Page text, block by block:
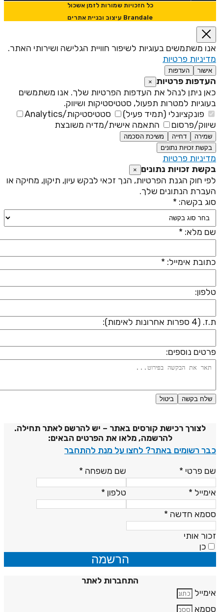
כל הזכויות שמורות לזמן אשכול
Brandale עיצוב ובניית אתרים
משתמשים בעוגיות לשיפור חוויית הגלישה ושירותי האתר.
פרטיות
אישור העדפות
פרטיות ×
ניתן לנהל את העדפות הפרטיות שלך. אנו משתמשים
למטרות תפעול, סטטיסטיקות ושיווק.
פונקציונלי (תמיד פעיל)
סטטיסטיקות/Analytics
פרסום
התאמה אישית/מדיה משובצת
שמירה דחייה
משיכת הסכמה
בקשת זכויות נתונים
פרטיות
זכויות נתונים ×
חוק הגנת הפרטיות, הנך זכאי לבקש עיון, תיקון, מחיקה או
הנתונים שלך.
בקשה: *
מלא: *
אימייל: *
ספרות אחרונות לאימות):
נוספים:
שלח בקשה ביטול
לצורך רכישת קורסים באתר – יש להרשם לאתר תחילה.
להרשמה, מלאו את הפרטים הבאים:
רשומים באתר? לחצו על מנת להתחבר
פרטי* שם משפחה*
* טלפון*
חדשה*
אותי
כן
הרשמה
התחברות לאתר